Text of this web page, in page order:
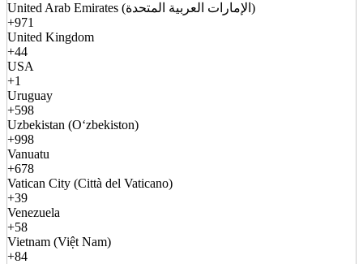
United Arab Emirates (الإمارات العربية المتحدة)
+971
United Kingdom
+44
USA
+1
Uruguay
+598
Uzbekistan (Oʻzbekiston)
+998
Vanuatu
+678
Vatican City (Città del Vaticano)
+39
Venezuela
+58
Vietnam (Việt Nam)
+84